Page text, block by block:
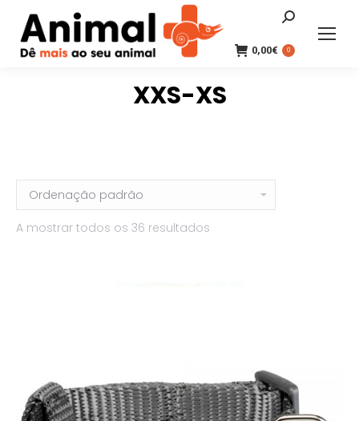
Search:
0,00€ 0
XXS-XS
A mostrar todos os 36 resultados